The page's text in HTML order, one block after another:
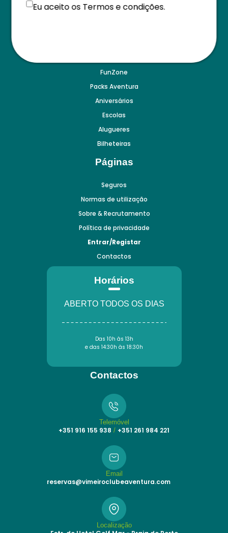
FunZone
Packs Aventura
Aniversários
Escolas
Alugueres
Bilheteiras
Páginas
Seguros
Normas de utilização
Sobre & Recrutamento
Política de privacidade
Entrar/Registar
Contactos
Horários
ABERTO TODOS OS DIAS
Das 10h às 13h
e das 14:30h às 18:30h
Contactos
Telemóvel
+351 916 155 938 / +351 261 984 221
Email
reservas@vimeiroclubeaventura.com
Localização
Eu aceito os Termos e condições.